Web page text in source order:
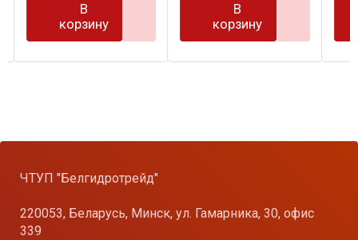
В
корзину
В
корзину
ЧТУП "Белгидротрейд"
220053, Беларусь, Минск, ул. Гамарника, 30, офис
339